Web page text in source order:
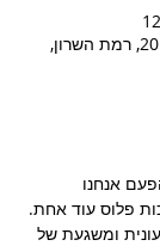
גלריה עירונית, שדרות וייצמן 20, רמת השרון,
אנחנו
ומשגעת של